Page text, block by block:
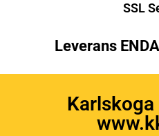
SSL
Leverans
Karlskoga